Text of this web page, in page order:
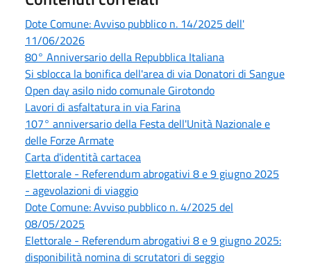
Dote Comune: Avviso pubblico n. 14/2025 dell'
11/06/2026
80° Anniversario della Repubblica Italiana
Si sblocca la bonifica dell'area di via Donatori di Sangue
Open day asilo nido comunale Girotondo
Lavori di asfaltatura in via Farina
107° anniversario della Festa dell'Unità Nazionale e
delle Forze Armate
Carta d'identità cartacea
Elettorale - Referendum abrogativi 8 e 9 giugno 2025
- agevolazioni di viaggio
Dote Comune: Avviso pubblico n. 4/2025 del
08/05/2025
Elettorale - Referendum abrogativi 8 e 9 giugno 2025:
disponibilità nomina di scrutatori di seggio